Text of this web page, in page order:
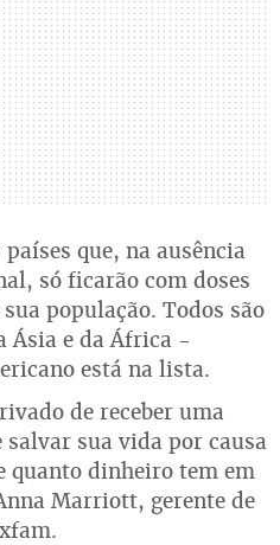
que, na ausência
só ficarão com doses
população. Todos são
Ásia e da África -
está na lista.
de receber uma
sua vida por causa
quanto dinheiro tem em
Marriott, gerente de